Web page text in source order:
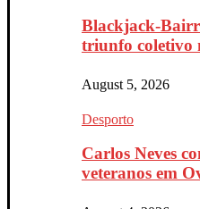
Blackjack-
triunfo coletivo
August 5, 2026
Desporto
Carlos Neves
veteranos em